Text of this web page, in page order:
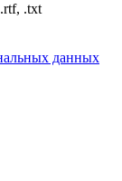
.txt
данных